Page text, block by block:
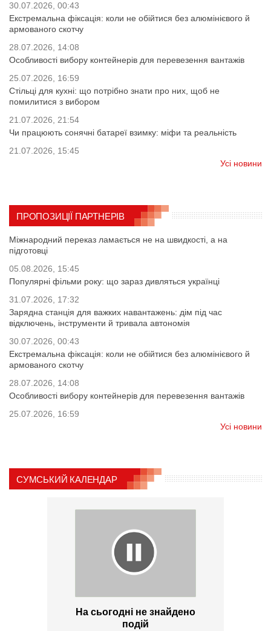
30.07.2026, 00:43
Екстремальна фіксація: коли не обійтися без алюмінієвого й
армованого скотчу
28.07.2026, 14:08
Особливості вибору контейнерів для перевезення вантажів
25.07.2026, 16:59
Стільці для кухні: що потрібно знати про них, щоб не
помилитися з вибором
21.07.2026, 21:54
Чи працюють сонячні батареї взимку: міфи та реальність
21.07.2026, 15:45
Усі новини
ПРОПОЗИЦІЇ ПАРТНЕРІВ
Міжнародний переказ ламається не на швидкості, а на
підготовці
05.08.2026, 15:45
Популярні фільми року: що зараз дивляться українці
31.07.2026, 17:32
Зарядна станція для важких навантажень: дім під час
відключень, інструменти й тривала автономія
30.07.2026, 00:43
Екстремальна фіксація: коли не обійтися без алюмінієвого й
армованого скотчу
28.07.2026, 14:08
Особливості вибору контейнерів для перевезення вантажів
25.07.2026, 16:59
Усі новини
СУМСЬКИЙ КАЛЕНДАР
На сьогодні не знайдено
подій